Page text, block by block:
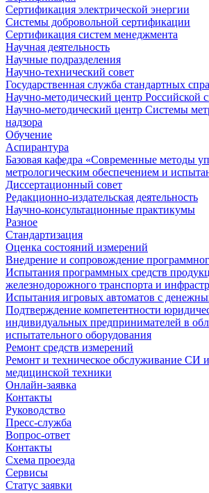
Сертификация электрической энергии
Системы добровольной сертификации
Сертификация систем менеджмента
Научная деятельность
Научные подразделения
Научно-технический совет
Государственная служба стандартных
Научно-методический центр Российской
Научно-методический центр Системы
надзора
Обучение
Аспирантура
Базовая кафедра «Современные методы
метрологическим обеспечением и
Диссертационный совет
Редакционно-издательская деятельность
Научно-консультационные практикумы
Разное
Стандартизация
Оценка состояний измерений
Внедрение и сопровождение
Испытания программных средств
железнодорожного транспорта и
Испытания игровых автоматов с
Подтверждение компетентности
индивидуальных предпринимателей в
испытательного оборудования
Ремонт средств измерений
Ремонт и техническое обслуживание СИ
медицинской техники
Онлайн-заявка
Контакты
Руководство
Пресс-служба
Вопрос-ответ
Контакты
Схема проезда
Сервисы
Статус заявки